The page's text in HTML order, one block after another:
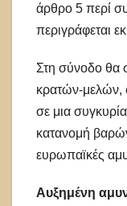
άρθρο 5 περί
περιγράφεται
Στη σύνοδο θα
κρατών-μελών,
σε μια
κατανομή
ευρωπαϊκές
Αυξημένη